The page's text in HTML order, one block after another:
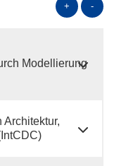
+ -
Modellierung